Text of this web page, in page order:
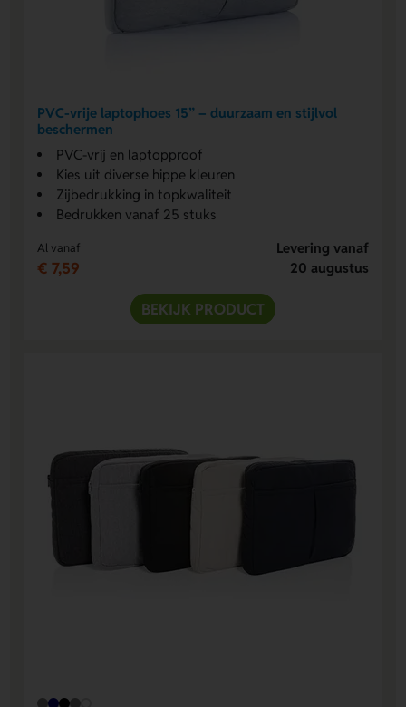
PVC-vrije laptophoes 15” – duurzaam en stijlvol
beschermen
PVC-vrij en laptopproof
Kies uit diverse hippe kleuren
Zijbedrukking in topkwaliteit
Bedrukken vanaf 25 stuks
Al vanaf
€ 7,59
Levering vanaf
20 augustus
BEKIJK PRODUCT